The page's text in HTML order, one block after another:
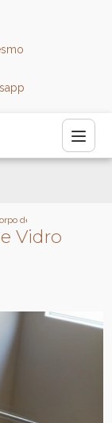
de aluminio e vidro
Vidro